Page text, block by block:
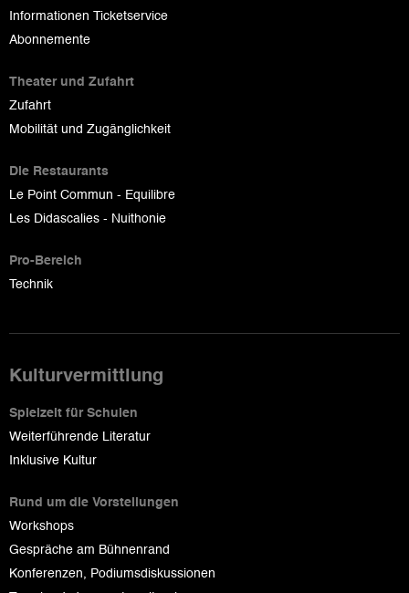
Informationen Ticketservice
Abonnemente
Theater und Zufahrt
Zufahrt
Mobilität und Zugänglichkeit
Die Restaurants
Le Point Commun - Equilibre
Les Didascalies - Nuithonie
Pro-Bereich
Technik
Kulturvermittlung
Spielzeit für Schulen
Weiterführende Literatur
Inklusive Kultur
Rund um die Vorstellungen
Workshops
Gespräche am Bühnenrand
Konferenzen, Podiumsdiskussionen